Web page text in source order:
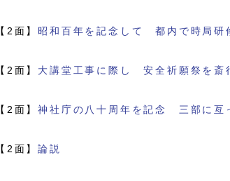
【2面】 昭和百年を記念して 都内で時局
【2面】 大講堂工事に際し 安全祈願祭を
【2面】神社庁の八十周年を記念 三部に
【2面】論説